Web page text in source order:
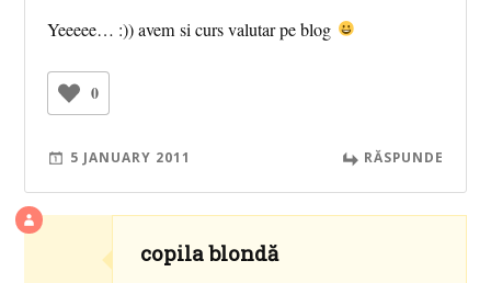
Yeeeee… :)) avem si curs valutar pe blog
0
5 JANUARY 2011 RĂSPUNDE
copila blondă